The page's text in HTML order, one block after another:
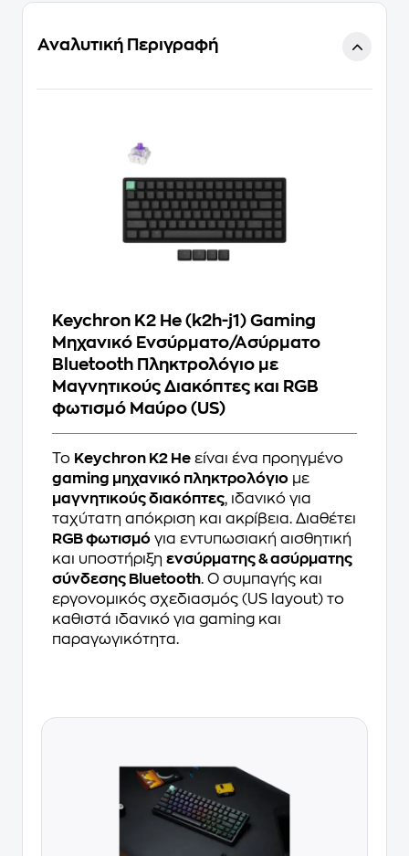
Αναλυτική Περιγραφή
Keychron K2 He (k2h-j1) Gaming
Μηχανικό Ενσύρματο/Ασύρματο
Bluetooth Πληκτρολόγιο με
Μαγνητικούς Διακόπτες και RGB
φωτισμό Μαύρο (US)
Το Keychron K2 He είναι ένα προηγμένο
gaming μηχανικό πληκτρολόγιο με
μαγνητικούς διακόπτες, ιδανικό για
ταχύτατη απόκριση και ακρίβεια. Διαθέτει
RGB φωτισμό για εντυπωσιακή αισθητική
και υποστήριξη ενσύρματης & ασύρματης
σύνδεσης Bluetooth. Ο συμπαγής και
εργονομικός σχεδιασμός (US layout) το
καθιστά ιδανικό για gaming και
παραγωγικότητα.